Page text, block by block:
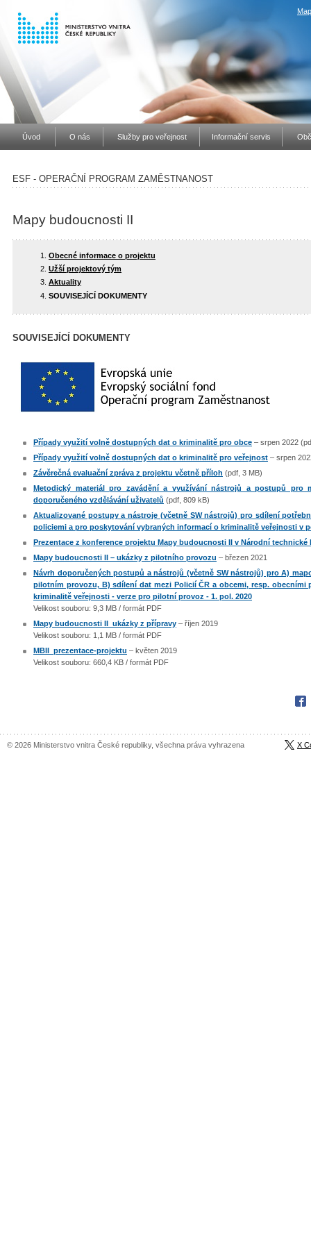
Úvod O nás Služby pro veřejnost Informační servis
ESF - OPERAČNÍ PROGRAM ZAMĚSTNANOST
Mapy budoucnosti II
Obecné informace o projektu
Užší projektový tým
Aktuality
SOUVISEJÍCÍ DOKUMENTY
SOUVISEJÍCÍ DOKUMENTY
Případy využití volně dostupných dat o kriminalitě pro obce – srpen 2022
Případy využití volně dostupných dat o kriminalitě pro veřejnost – srpen
Závěrečná evaluační zpráva z projektu včetně příloh (pdf, 3 MB)
Metodický materiál pro zavádění a využívání nástrojů a postupů pro
doporučeného vzdělávání uživatelů (pdf, 809 kB)
Aktualizované postupy a nástroje (včetně SW nástrojů) pro sdílení
policiemi a pro poskytování vybraných informací o kriminalitě veřejnosti v
Prezentace z konference projektu Mapy budoucnosti II v Národní technické
Mapy budoucnosti II – ukázky z pilotního provozu – březen 2021
Návrh doporučených postupů a nástrojů (včetně SW nástrojů) pro A)
pilotním provozu, B) sdílení dat mezi Policií ČR a obcemi, resp.
kriminalitě veřejnosti - verze pro pilotní provoz - 1. pol. 2020
Velikost souboru: 9,3 MB / formát PDF
Mapy budoucnosti II_ukázky z přípravy – říjen 2019
Velikost souboru: 1,1 MB / formát PDF
MBII_prezentace-projektu – květen 2019
Velikost souboru: 660,4 KB / formát PDF
© 2026 Ministerstvo vnitra České republiky, všechna práva vyhrazena X